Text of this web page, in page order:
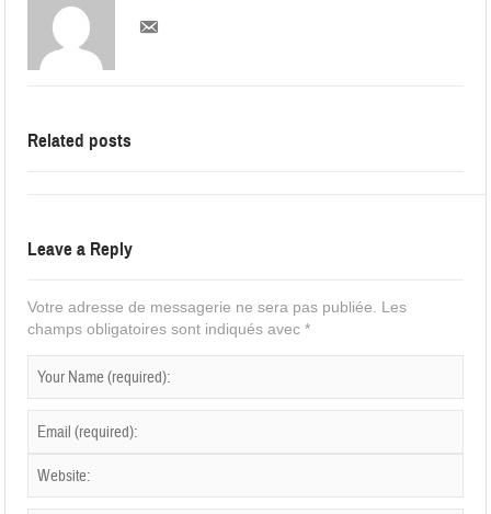
Related posts
Leave a Reply
Votre adresse de messagerie ne sera pas publiée. Les
champs obligatoires sont indiqués avec*